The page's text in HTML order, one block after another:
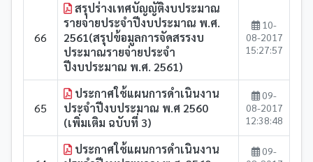
66
สรุปร่างเทศบัญญัติงบประมาณ
รายจ่ายประจำปีงบประมาณ พ.ศ.
2561(สรุปข้อมูลการจัดสรรงบ
ประมาณรายจ่ายประจำ
ปีงบประมาณ พ.ศ. 2561)
10-
08-2017
15:27:57
65
ประกาศใช้แผนการดำเนินงาน
ประจำปีงบประมาณ พ.ศ 2560
(เพิ่มเติม ฉบับที่ 3)
09-
08-2017
12:38:48
ประกาศใช้แผนการดำเนินงาน
09-